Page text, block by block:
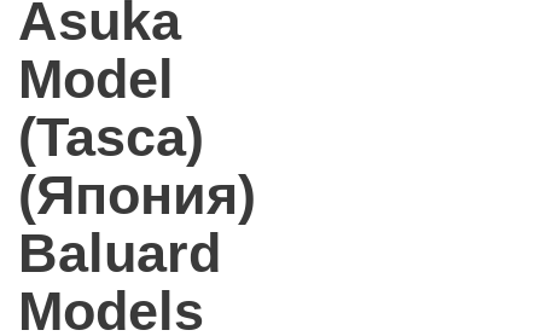
Asuka
Model
(Tasca)
(Япония)
Baluard
Models